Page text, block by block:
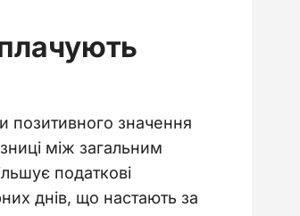
позитивного значення
між загальним
податкові
днів, що настають за